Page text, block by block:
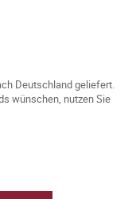
Deutschland geliefert.
wünschen, nutzen Sie